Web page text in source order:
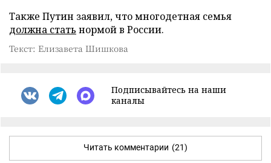
Также Путин заявил, что многодетная семья
должна стать нормой в России.
Текст: Елизавета Шишкова
Подписывайтесь на наши
каналы
Читать комментарии (21)